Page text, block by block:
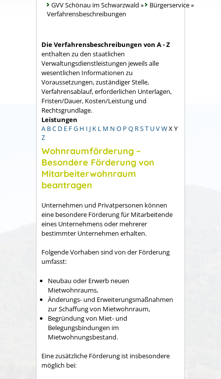
GVV Schönau im Schwarzwald » Bürgerservice»
Verfahrensbeschreibungen
Die Verfahrensbeschreibungen von A - Z
enthalten zu den staatlichen
Verwaltungsdienstleistungen jeweils alle
wesentlichen Informationen zu
Voraussetzungen, zuständiger Stelle,
Verfahrensablauf, erforderlichen Unterlagen,
Fristen/Dauer, Kosten/Leistung und
Rechtsgrundlage.
Leistungen
A BC D E FG H I J K L M N O P Q RST UVWX Y
Z
Wohnraumförderung –
Besondere Förderung von
Mitarbeiterwohnraum
beantragen
Unternehmen und Privatpersonen können
eine besondere Förderung für Mitarbeitende
eines Unternehmens oder mehrerer
bestimmter Unternehmen erhalten.
Folgende Vorhaben sind von der Förderung
umfasst:
Neubau oder Erwerb neuen
Mietwohnraums,
Änderungs- und Erweiterungsmaßnahmen
zur Schaffung von Mietwohnraum,
Begründung von Miet- und
Belegungsbindungen im
Mietwohnungsbestand.
Eine zusätzliche Förderung ist insbesondere
möglich bei: